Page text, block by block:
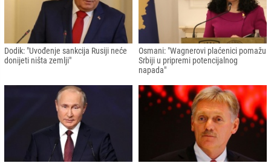
Dodik: "Uvođenje sankcija Rusiji neće
donijeti ništa zemlji"
Osmani: "Wagnerovi plaćenici pomažu
Srbiji u pripremi potencijalnog
napada"